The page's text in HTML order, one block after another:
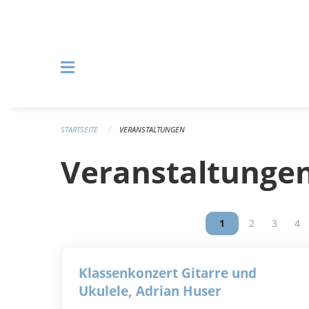
STARTSEITE VERANSTALTUNGEN
Vous êtes sur la
1 Vous êtes
2 Vous
3 4
Klassenkonzert Gitarre und
Ukulele, Adrian Huser